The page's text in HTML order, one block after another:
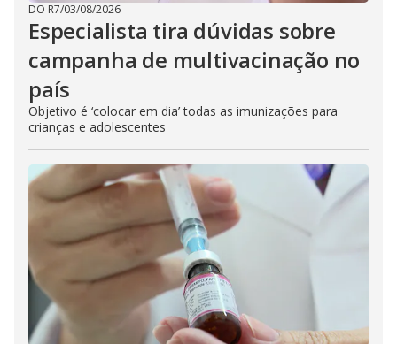
DO R7/03/08/2026
Especialista tira dúvidas sobre
campanha de multivacinação no
país
Objetivo é ‘colocar em dia’ todas as imunizações para
crianças e adolescentes